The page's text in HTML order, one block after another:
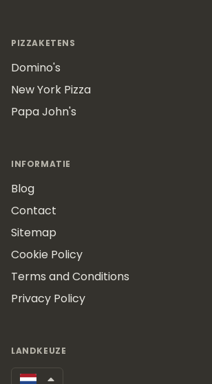
PIZZAKETENS
Domino's
New York Pizza
Papa John's
INFORMATIE
Blog
Contact
Sitemap
Cookie Policy
Terms and Conditions
Privacy Policy
LANDKEUZE